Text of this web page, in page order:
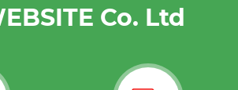
Co. Ltd